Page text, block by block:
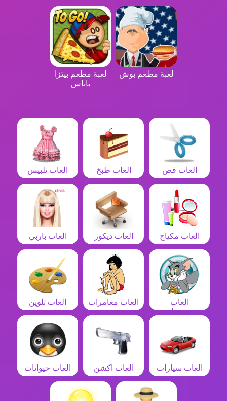
لعبة مطعم بوش
لعبة مطعم بيتزا
باباس
العاب قص
شعر
العاب طبخ العاب تلبيس
العاب مكياج العاب ديكور العاب باربي
العاب
شخصيات
العاب مغامرات العاب تلوين
العاب سيارات العاب اكشن العاب حيوانات